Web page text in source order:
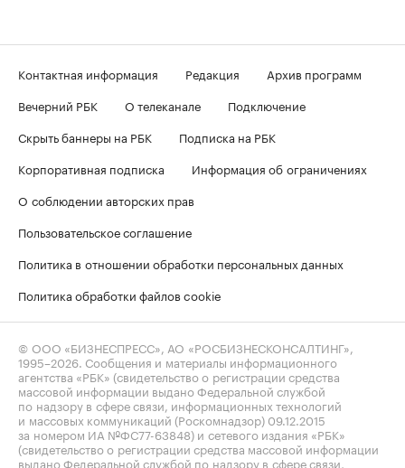
Контактная информация Редакция
Архив программ
Вечерний РБК
О телеканале
Подключение
Скрыть баннеры на РБК
Подписка на РБК
Корпоративная подписка
Информация об ограничениях
О соблюдении авторских прав
Пользовательское соглашение
Политика в отношении обработки персональных данных
Политика обработки файлов cookie
© ООО «БИЗНЕСПРЕСС», АО «РОСБИЗНЕСКОНСАЛТИНГ»,
1995–2026 . Сообщения и материалы информационного
агентства «РБК» (свидетельство о регистрации средства
массовой информации выдано Федеральной службой
по надзору в сфере связи, информационных технологий
и массовых коммуникаций (Роскомнадзор) 09.12.2015
за номером ИА №ФС77-63848) и сетевого издания «РБК»
(свидетельство о регистрации средства массовой информации
выдано Федеральной службой по надзору в сфере связи,